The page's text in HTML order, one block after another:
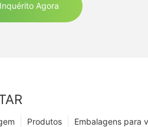
Agora
Embalagens para
Produtos